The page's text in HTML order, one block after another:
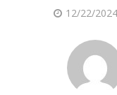
12/22/2024